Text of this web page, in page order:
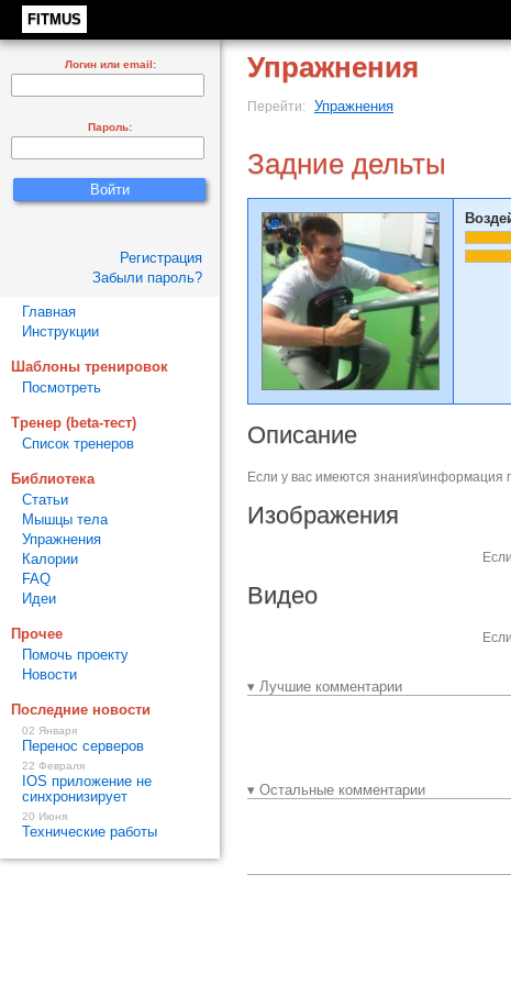
FITMUS
Упражнения
Перейти: Упражнения
Задние дельты
Описание
Если у вас имеются знания\информация
Изображения
Видео
▾ Лучшие комментарии
▾ Остальные комментарии
Логин или email:
Пароль:
Регистрация
Забыли пароль?
Главная
Инструкции
Шаблоны тренировок
Посмотреть
Тренер (beta-тест)
Список тренеров
Библиотека
Статьи
Мышцы тела
Упражнения
Калории
FAQ
Идеи
Прочее
Помочь проекту
Новости
Последние новости
02 Января
Перенос серверов
22 Февраля
IOS приложение не
синхронизирует
20 Июня
Технические работы